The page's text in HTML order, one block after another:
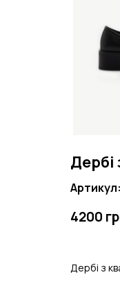
4200
Дербі з